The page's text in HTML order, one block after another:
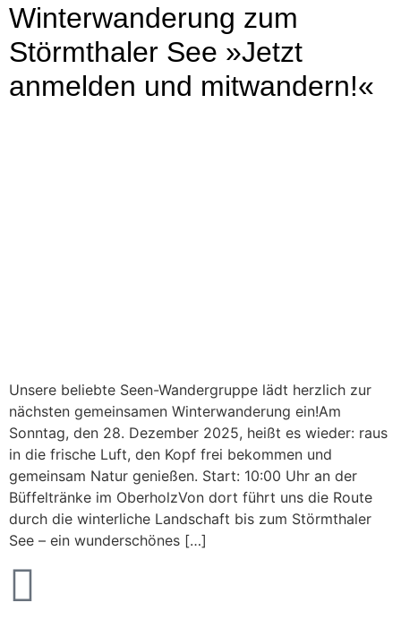
Winterwanderung zum
Störmthaler See »Jetzt
anmelden und mitwandern!«
Unsere beliebte Seen-Wandergruppe lädt herzlich zur
nächsten gemeinsamen Winterwanderung ein!Am
Sonntag, den 28. Dezember 2025, heißt es wieder: raus
in die frische Luft, den Kopf frei bekommen und
gemeinsam Natur genießen. Start: 10:00 Uhr an der
Büffeltränke im OberholzVon dort führt uns die Route
durch die winterliche Landschaft bis zum Störmthaler
See – ein wunderschönes […]